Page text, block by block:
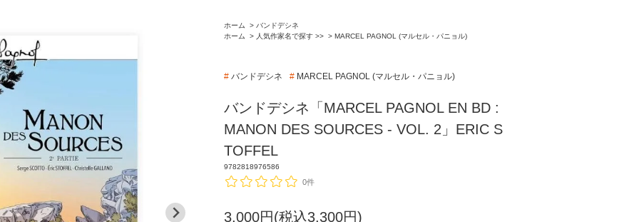
ホーム > バンドデシネ
ホーム
> 人気作家名で探す >> > MARCEL PAGNOL (マルセル・パニョル)
# バンドデシネ # MARCEL PAGNOL (マルセル・パニョル)
バンドデシネ「MARCEL PAGNOL EN BD :
MANON DES SOURCES - VOL. 2」ERIC S
TOFFEL
9782818976586
0件
3,000円(税込3,300円)